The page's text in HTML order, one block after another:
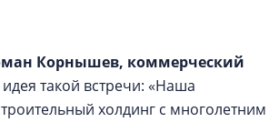
Корнышев, коммерческий
такой встречи: «Наша
холдинг с многолетним